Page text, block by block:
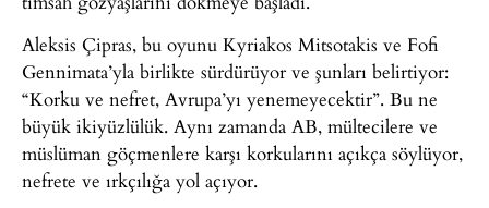
Aleksis Çipras, bu oyunu Kyriakos Mitsotakis ve Fofi
Gennimata’yla birlikte sürdürüyor ve şunları belirtiyor:
“Korku ve nefret, Avrupa’yı yenemeyecektir”. Bu ne
büyük ikiyüzlülük. Aynı zamanda AB, mültecilere ve
müslüman göçmenlere karşı korkularını açıkça söylüyor,
nefrete ve ırkçılığa yol açıyor.